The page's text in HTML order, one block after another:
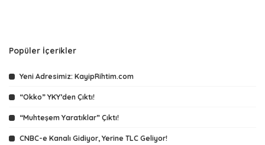
Popüler İçerikler
Yeni Adresimiz: KayipRihtim.com
“Okko” YKY’den Çıktı!
“Muhteşem Yaratıklar” Çıktı!
CNBC-e Kanalı Gidiyor, Yerine TLC Geliyor!